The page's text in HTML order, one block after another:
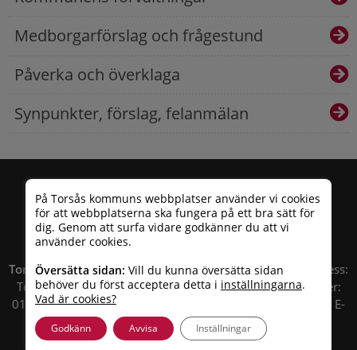
På Torsås kommuns webbplatser använder vi cookies
för att webbplatserna ska fungera på ett bra sätt för
dig. Genom att surfa vidare godkänner du att vi
använder cookies.
Översätta sidan: Vill du kunna översätta sidan
behöver du först acceptera detta i inställningarna.
Vad är cookies?
Godkänn Avvisa Inställningar
Medborgarförslag och frågestund
Påverka och överklaga
Synpunkter, förslag, felanmälan
Torsås kommun| Besöksadress: Allfargatan 26 | Postadress:
Torsås kommun, Box 503, 385 25 Torsås Telefonnummer:
010 – 35 33 100 | Organisationsnummer: 212000-0696 | E-
post:info@torsas.se|Tillgänglighetsredogörelse